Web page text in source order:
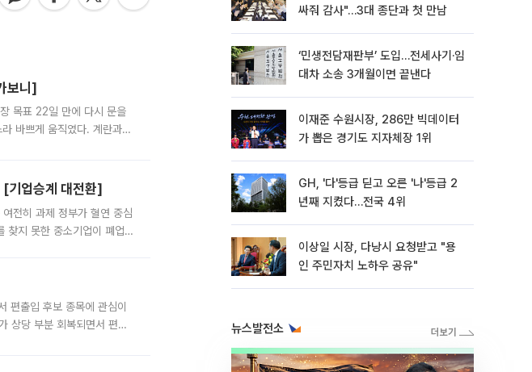
보니]
목표 22일 만에 다시 문을
바쁘게 움직였다. 계란과
[기업승계 대전환]
전히 과제 정부가 혈연 중심
찾지 못한 중소기업이 폐업
편출입 후보 종목에 관심이
상당 부분 회복되면서 편입
싸줘 감사"…3대 종단과 첫 만남
‘민생전담재판부’ 도입…전세사기·임
대차 소송 3개월이면 끝낸다
이재준 수원시장, 286만 빅데이터
가 뽑은 경기도 지자체장 1위
GH, '다'등급 딛고 오른 '나'등급 2
년째 지켰다…전국 4위
이상일 시장, 다낭시 요청받고 "용
인 주민자치 노하우 공유"
뉴스발전소